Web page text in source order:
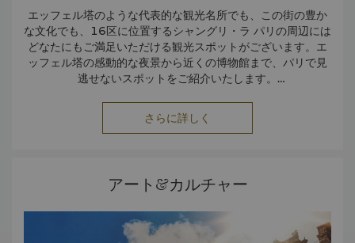
エッフェル塔のような代表的な観光名所でも、この街の豊か
な文化でも、16区に位置するシャングリ・ラ パリの周辺には
どなたにもご満足いただける観光スポットがございます。エ
ッフェル塔の感動的な夜景から近くの博物館まで、パリで見
逃せないスポットをご紹介いたします。
エッフェル塔
堂々とそびえ立つエッフェル塔は、パリはもとより世界中で
この美しく精巧な大聖堂は、ゴシック様式で建てられた鋭い
尖塔と飛び梁で知られています。
さらに詳しく
アート&カルチャー